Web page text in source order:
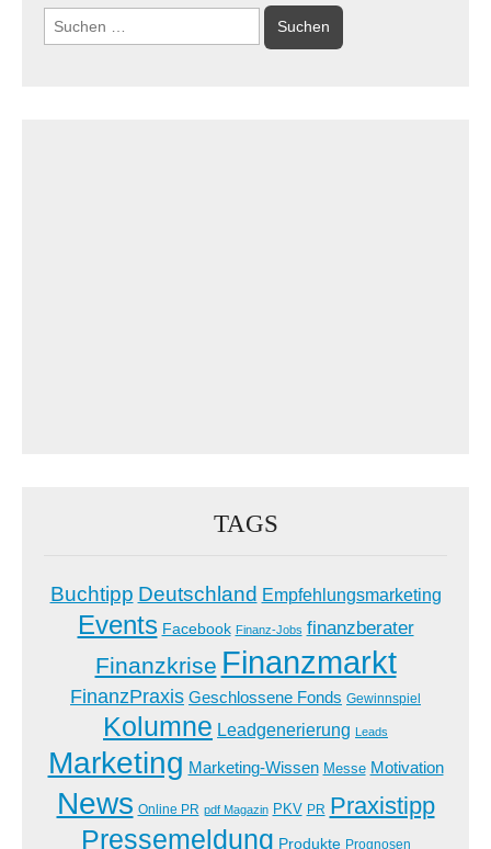
Suchen
nach:
TAGS
Buchtipp Deutschland Empfehlungsmarketing
Events Facebook Finanz-Jobs finanzberater
Finanzkrise Finanzmarkt
FinanzPraxis Geschlossene Fonds Gewinnspiel
Kolumne Leadgenerierung Leads
Marketing Marketing-Wissen Messe Motivation
News Online PR pdf Magazin PKV PR Praxistipp
Pressemeldung Produkte Prognosen